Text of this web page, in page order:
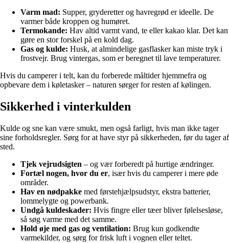
Varm mad: Supper, gryderetter og havregrød er ideelle. De
varmer både kroppen og humøret.
Termokande: Hav altid varmt vand, te eller kakao klar. Det kan
gøre en stor forskel på en kold dag.
Gas og kulde: Husk, at almindelige gasflasker kan miste tryk i
frostvejr. Brug vintergas, som er beregnet til lave temperaturer.
Hvis du camperer i telt, kan du forberede måltider hjemmefra og
opbevare dem i køletasker – naturen sørger for resten af kølingen.
Sikkerhed i vinterkulden
Kulde og sne kan være smukt, men også farligt, hvis man ikke tager
sine forholdsregler. Sørg for at have styr på sikkerheden, før du tager af
sted.
Tjek vejrudsigten – og vær forberedt på hurtige ændringer.
Fortæl nogen, hvor du er, især hvis du camperer i mere øde
områder.
Hav en nødpakke med førstehjælpsudstyr, ekstra batterier,
lommelygte og powerbank.
Undgå kuldeskader: Hvis fingre eller tæer bliver følelsesløse,
så søg varme med det samme.
Hold øje med gas og ventilation: Brug kun godkendte
varmekilder, og sørg for frisk luft i vognen eller teltet.